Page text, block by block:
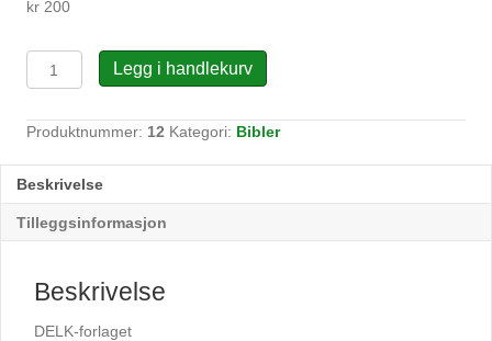
kr 200
Bibelhistorie,
V
antall
Legg i handlekurv
Produktnummer: 12 Kategori: Bibler
Beskrivelse
Tilleggsinformasjon
Beskrivelse
DELK-forlaget